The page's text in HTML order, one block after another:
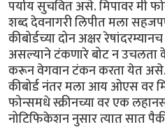
पर्याय सुचवित असे. मिपावर मी
शब्द देवनागरी लिपीत मला
कीबोर्डच्या दोन अक्षर
असल्याने टंकणारे बोट न उचलता
करून वेगवान टंकन करता येत असे.
कीबोर्ड नंतर मला आय ओएस वर
फोन्समधे स्क्रीनच्या वर एक
नोटिफिकेशन नुसार त्यात सात